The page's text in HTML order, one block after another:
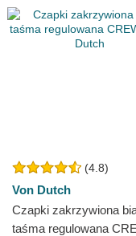
(4.8)
Von Dutch
Czapki zakrzywiona
taśma regulowana